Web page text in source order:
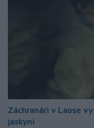
Záchranári v Laose
jaskyni